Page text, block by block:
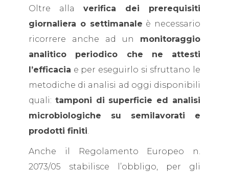
Oltre alla verifica dei prerequisiti
giornaliera o settimanale è necessario
ricorrere anche ad un monitoraggio
analitico periodico che ne attesti
l’efficacia e per eseguirlo si sfruttano le
metodiche di analisi ad oggi disponibili
quali: tamponi di superficie ed analisi
microbiologiche su semilavorati e
prodotti finiti.
Anche il Regolamento Europeo n.
2073/05 stabilisce l’obbligo, per gli